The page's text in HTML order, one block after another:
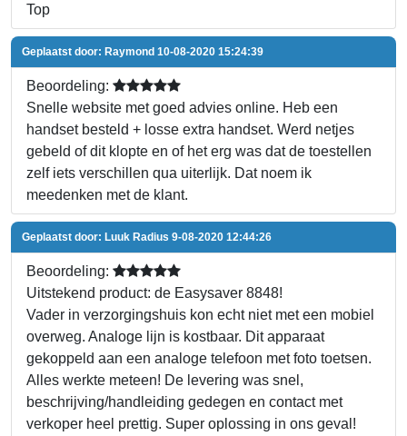
Top
Geplaatst door: Raymond 10-08-2020 15:24:39
Beoordeling:
Snelle website met goed advies online. Heb een
handset besteld + losse extra handset. Werd netjes
gebeld of dit klopte en of het erg was dat de toestellen
zelf iets verschillen qua uiterlijk. Dat noem ik
meedenken met de klant.
Geplaatst door: Luuk Radius 9-08-2020 12:44:26
Beoordeling:
Uitstekend product: de Easysaver 8848!
Vader in verzorgingshuis kon echt niet met een mobiel
overweg. Analoge lijn is kostbaar. Dit apparaat
gekoppeld aan een analoge telefoon met foto toetsen.
Alles werkte meteen! De levering was snel,
beschrijving/handleiding gedegen en contact met
verkoper heel prettig. Super oplossing in ons geval!